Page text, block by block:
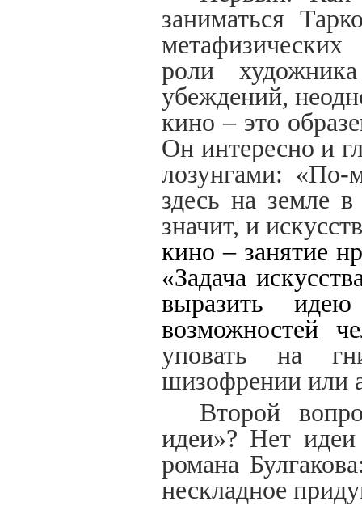
заниматься
роли
убеждений,
кино – это
Он интересно и
лозунгами: «По-
здесь на земле
значит, и
кино – занятие
«Задача
выразить
возможностей
уповать на
шизофрении или
Второй
идеи»? Нет
романа
нескладное